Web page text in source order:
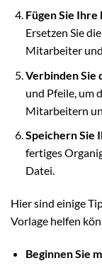
Fügen Sie
Ersetzen Sie
Mitarbeiter
Verbinden Sie
und Pfeile, um
Mitarbeitern
Speichern Sie
fertiges
Datei.
Hier sind einige
Vorlage helfen
Beginnen Sie